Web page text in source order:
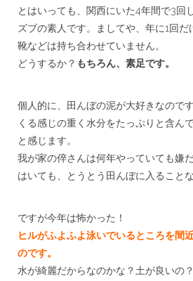
とはいっても、関西にいた4年間で3回
ズブの素人です。ましてや、年に1回
靴などは持ち合わせていません。
どうするか？ もちろん、素足です。
個人的に、田んぼの泥が大好きなので
くる感じの重く水分をたっぷりと含ん
と感じます。
我が家の倅さんは何年やっていても嫌
はいても、とうとう田んぼに入ること
ですが今年は怖かった！
ヒルがふよふよ泳いでいるところを間
のです。
水が綺麗だからなのかな？土が良いの